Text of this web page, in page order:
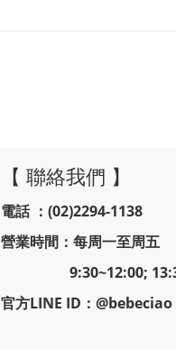
【 聯絡我們 】
電話 ：(02)2294-1138
營業時間：每周一至周五
9:30~12:00;
官方LINE ID：@bebeciao